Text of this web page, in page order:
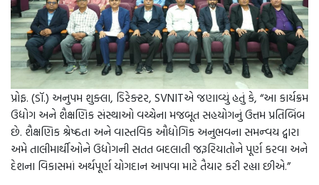
પ્રોફ. (ડૉ.) અનુપમ શુક્લા, ડિરેક્ટર, SVNITએ જણાવ્યું હતું કે, “આ કાર્યક્રમ
ઉદ્યોગ અને શૈક્ષણિક સંસ્થાઓ વચ્ચેના મજબૂત સહયોગનું ઉત્તમ પ્રતિબિંબ
છે. શૈક્ષણિક શ્રેષ્ઠતા અને વાસ્તવિક ઔદ્યોગિક અનુભવના સમન્વય દ્વારા
અમે તાલીમાર્થીઓને ઉદ્યોગની સતત બદલાતી જરૂરિયાતોને પૂર્ણ કરવા અને
દેશના વિકાસમાં અર્થપૂર્ણ યોગદાન આપવા માટે તૈયાર કરી રહ્યા છીએ.”